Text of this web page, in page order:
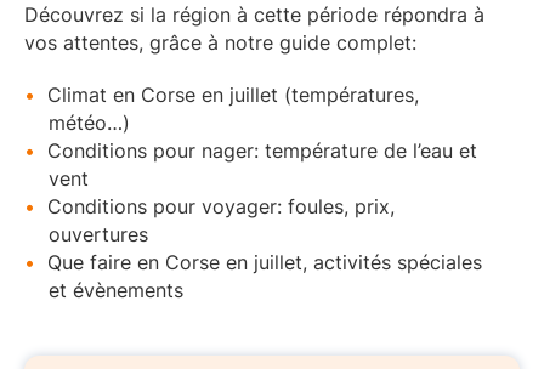
Découvrez si la région à cette période répondra à
vos attentes, grâce à notre guide complet:
Climat en Corse en juillet (températures,
météo…)
Conditions pour nager: température de l’eau et
vent
Conditions pour voyager: foules, prix,
ouvertures
Que faire en Corse en juillet, activités spéciales
et évènements